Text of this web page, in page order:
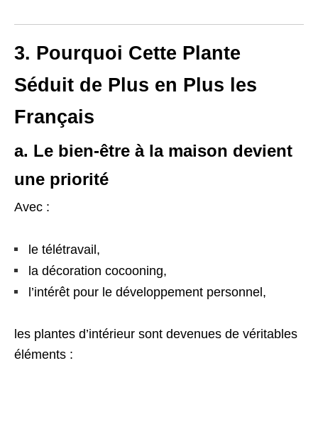
3. Pourquoi Cette Plante
Séduit de Plus en Plus les
Français
a. Le bien-être à la maison devient
une priorité
Avec :
le télétravail,
la décoration cocooning,
l’intérêt pour le développement personnel,
les plantes d’intérieur sont devenues de véritables
éléments :